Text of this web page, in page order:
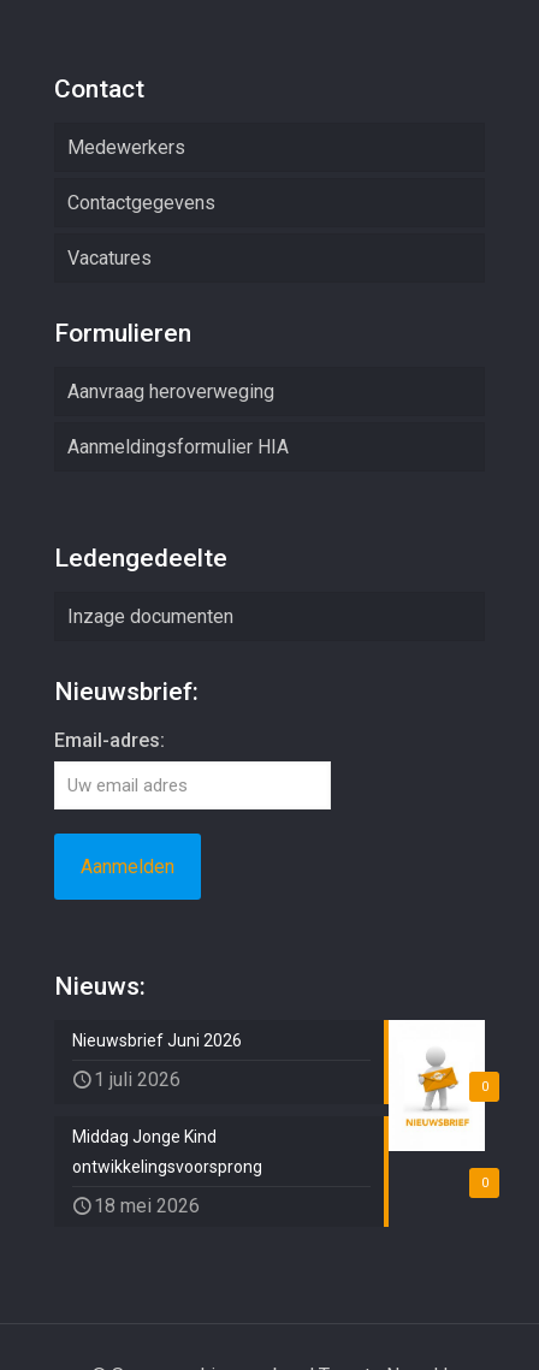
Contact
Medewerkers
Contactgegevens
Vacatures
Formulieren
Aanvraag heroverweging
Aanmeldingsformulier HIA
Ledengedeelte
Inzage documenten
Nieuwsbrief:
Email-adres:
Nieuws:
0
Nieuwsbrief Juni 2026
1 juli 2026
0
Middag Jonge Kind
ontwikkelingsvoorsprong
18 mei 2026